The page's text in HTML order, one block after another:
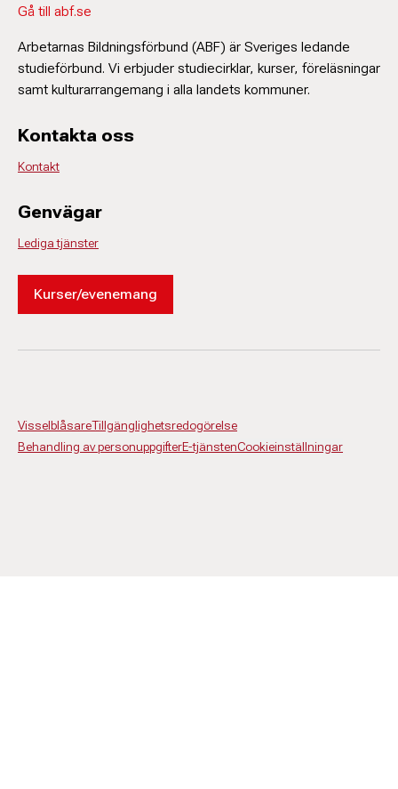
Gå till abf.se
Arbetarnas Bildningsförbund (ABF) är Sveriges ledande
studieförbund. Vi erbjuder studiecirklar, kurser, föreläsningar
samt kulturarrangemang i alla landets kommuner.
Kontakta oss
Kontakt
Genvägar
Lediga tjänster
Kurser/evenemang
VisselblåsareTillgänglighetsredogörelse
Behandling av personuppgifterE-tjänstenCookieinställningar